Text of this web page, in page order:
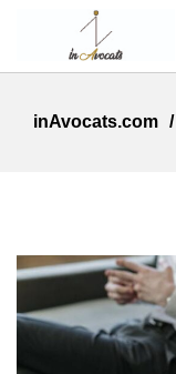
inAvocats.com /